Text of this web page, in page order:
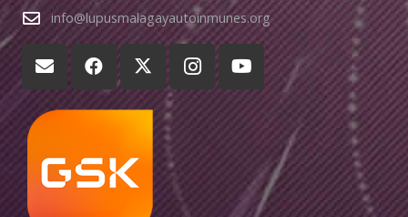
info@lupusmalagayautoinmunes.org